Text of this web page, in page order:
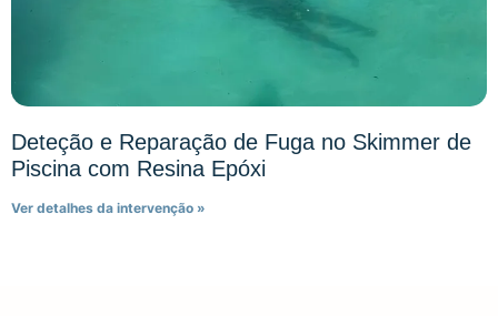
Deteção e Reparação de Fuga no Skimmer de
Piscina com Resina Epóxi
Ver detalhes da intervenção »